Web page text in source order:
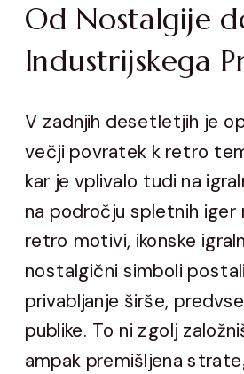
Od Nostalgije
Industrijskega
V zadnjih desetletjih je
večji povratek k retro
kar je vplivalo tudi na
na področju spletnih iger
retro motivi, ikonske
nostalgični simboli
privabljanje širše,
publike. To ni zgolj
ampak premišljena